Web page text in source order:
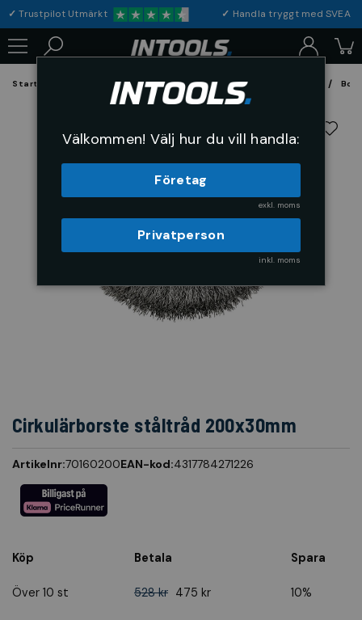
✓Trustpilot Utmärkt ✓ Handla tryggt med
Startsida Förbrukning & Maskintillbehör Fil, Slip och Borstar
Cirkulärborste ståltråd 200x30mm
Artikelnr:70160200EAN-kod:4317784271226
Köp Betala Spara
Över 10 st 528 kr 475 kr 10%
Välkommen! Välj hur du vill handla:
Företag
exkl. moms
Privatperson
inkl. moms